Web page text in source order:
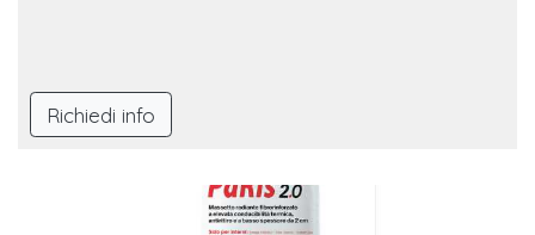
Richiedi info